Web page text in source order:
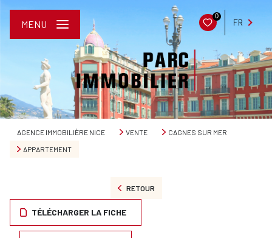
0
FR
MENU
AGENCE IMMOBILIÈRE NICE VENTE
CAGNES SUR MER
APPARTEMENT
RETOUR
TÉLÉCHARGER LA FICHE